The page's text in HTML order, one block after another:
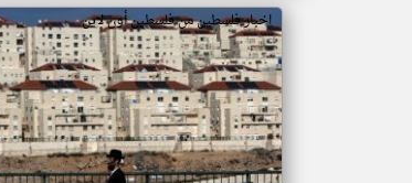
اخبار فلسطين من فلسطين أون لاين